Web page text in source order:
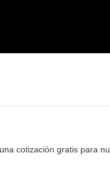
cotización gratis para